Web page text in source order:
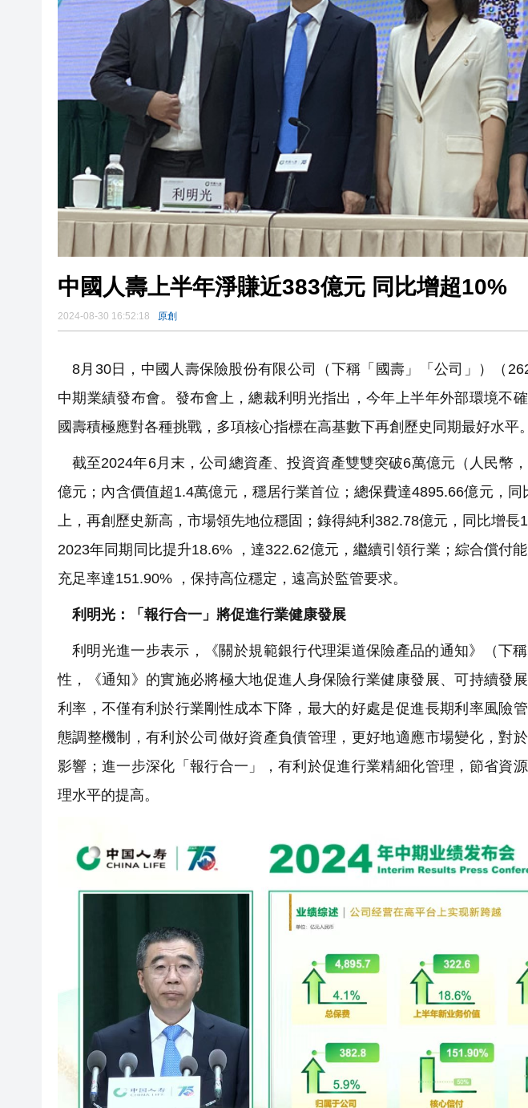
中國人壽上半年淨賺近383億元 同比增超10%
2024-08-30 16:52:18 原創
8月30日，中國人壽保險股份有限公司（下稱「國壽」「公司」）（
中期業績發布會。發布會上，總裁利明光指出，今年上半年外部環境不
國壽積極應對各種挑戰，多項核心指標在高基數下再創歷史同期最好水平。
截至2024年6月末，公司總資產、投資資產雙雙突破6萬億元（人民幣
億元；內含價值超1.4萬億元，穩居行業首位；總保費達4895.66億元，
上，再創歷史新高，市場領先地位穩固；錄得純利382.78億元，同比增長
2023年同期同比提升18.6% ，達322.62億元，繼續引領行業；綜合償付
充足率達151.90% ，保持高位穩定，遠高於監管要求。
利明光：「報行合一」將促進行業健康發展
利明光進一步表示，《關於規範銀行代理渠道保險產品的通知》（下
性，《通知》的實施必將極大地促進人身保險行業健康發展、可持續發
利率，不僅有利於行業剛性成本下降，最大的好處是促進長期利率風險
態調整機制，有利於公司做好資產負債管理，更好地適應市場變化，對
影響；進一步深化「報行合一」，有利於促進行業精細化管理，節省資
理水平的提高。